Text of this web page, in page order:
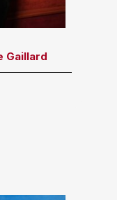
Gaillard